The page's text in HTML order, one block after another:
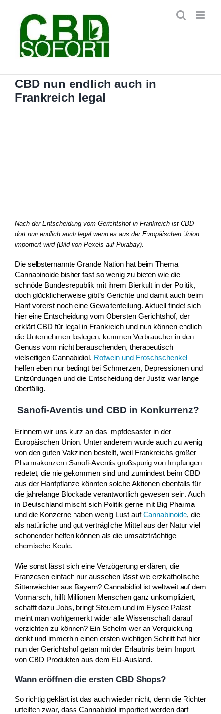
springen
CBD nun endlich auch in
Frankreich legal
Nach der Entscheidung vom Gerichtshof in Frankreich ist CBD
dort nun endlich auch legal wenn es aus der Europäischen Union
importiert wird (Bild von Pexels auf Pixabay).
Die selbsternannte Grande Nation hat beim Thema
Cannabinoide bisher fast so wenig zu bieten wie die
schnöde Bundesrepublik mit ihrem Bierkult in der Politik,
doch glücklicherweise gibt’s Gerichte und damit auch beim
Hanf vorerst noch eine Gewaltenteilung. Aktuell findet sich
hier eine Entscheidung vom Obersten Gerichtshof, der
erklärt CBD für legal in Frankreich und nun können endlich
die Unternehmen loslegen, kommen Verbraucher in den
Genuss vom nicht berauschenden, therapeutisch
vielseitigen Cannabidiol. Rotwein und Froschschenkel
helfen eben nur bedingt bei Schmerzen, Depressionen und
Entzündungen und die Entscheidung der Justiz war lange
überfällig.
Sanofi-Aventis und CBD in Konkurrenz?
Erinnern wir uns kurz an das Impfdesaster in der
Europäischen Union. Unter anderem wurde auch zu wenig
von den guten Vakzinen bestellt, weil Frankreichs großer
Pharmakonzern Sanofi-Aventis großspurig von Impfungen
redetet, die nie gekommen sind und zumindest beim CBD
aus der Hanfpflanze könnten solche Aktionen ebenfalls für
die jahrelange Blockade verantwortlich gewesen sein. Auch
in Deutschland mischt sich Politik gerne mit Big Pharma
und die Konzerne haben wenig Lust aufCannabinoide, die
als natürliche und gut verträgliche Mittel aus der Natur viel
schonender helfen können als die umsatzträchtige
chemische Keule.
Wie sonst lässt sich eine Verzögerung erklären, die
Franzosen einfach nur aussehen lässt wie erzkatholische
Sittenwächter aus Bayern? Cannabidiol ist weltweit auf dem
Vormarsch, hilft Millionen Menschen ganz unkompliziert,
schafft dazu Jobs, bringt Steuern und im Elysee Palast
meint man wohlgemerkt wider alle Wissenschaft darauf
verzichten zu können? Ein Schelm wer an Verquickung
denkt und immerhin einen ersten wichtigen Schritt hat hier
nun der Gerichtshof getan mit der Erlaubnis beim Import
von CBD Produkten aus dem EU-Ausland.
Wann eröffnen die ersten CBD Shops?
So richtig geklärt ist das auch wieder nicht, denn die Richter
urteilten zwar, dass Cannabidiol importiert werden darf –